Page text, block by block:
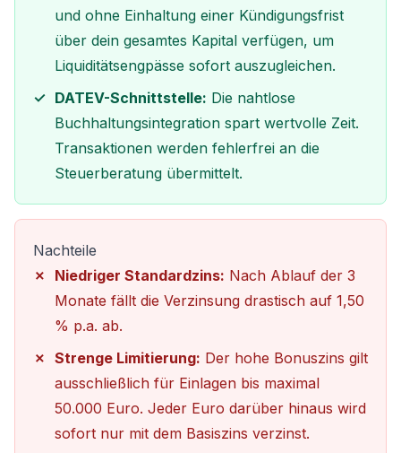
und ohne Einhaltung einer Kündigungsfrist
über dein gesamtes Kapital verfügen, um
Liquiditätsengpässe sofort auszugleichen.
DATEV-Schnittstelle: Die nahtlose
Buchhaltungsintegration spart wertvolle Zeit.
Transaktionen werden fehlerfrei an die
Steuerberatung übermittelt.
Nachteile
Niedriger Standardzins: Nach Ablauf der 3
Monate fällt die Verzinsung drastisch auf 1,50
% p.a. ab.
Strenge Limitierung: Der hohe Bonuszins gilt
ausschließlich für Einlagen bis maximal
50.000 Euro. Jeder Euro darüber hinaus wird
sofort nur mit dem Basiszins verzinst.